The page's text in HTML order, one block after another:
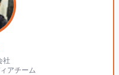
社
アチーム